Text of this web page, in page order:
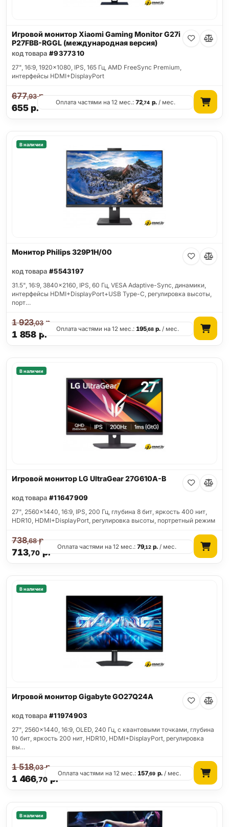
Игровой монитор Xiaomi Gaming Monitor G27i
P27FBB-RGGL (международная версия)
код товара #9377310
27", 16:9, 1920x1080, IPS, 165 Гц, AMD FreeSync Premium,
интерфейсы HDMI+DisplayPort
655р.
677,93р.
Оплата частями на 12 мес.:72,74 р./ мес.
В наличии
Монитор Philips 329P1H/00
код товара #5543197
31.5", 16:9, 3840x2160, IPS, 60 Гц, VESA Adaptive-Sync, динамики,
интерфейсы HDMI+DisplayPort+USB Type-C, регулировка высоты,
порт…
1 858 р.
1 923,03р.
Оплата частями на 12 мес.:195,68 р. / мес.
В наличии
Игровой монитор LG UltraGear 27G610A-B
код товара #11647909
27", 2560x1440, 16:9, IPS, 200 Гц, глубина 8 бит, яркость 400 нит,
HDR10, HDMI+DisplayPort, регулировка высоты, портретный режим
713,70р.
738,68р.
Оплата частями на 12 мес.:79,12 р. / мес.
В наличии
Игровой монитор Gigabyte GO27Q24A
код товара #11974903
27", 2560x1440, 16:9, OLED, 240 Гц, c квантовыми точками, глубина
10 бит, яркость 200 нит, HDR10, HDMI+DisplayPort, регулировка
вы…
1 466,70 р.
1 518,03р.
Оплата частями на 12 мес.:157,69 р./ мес.
В наличии